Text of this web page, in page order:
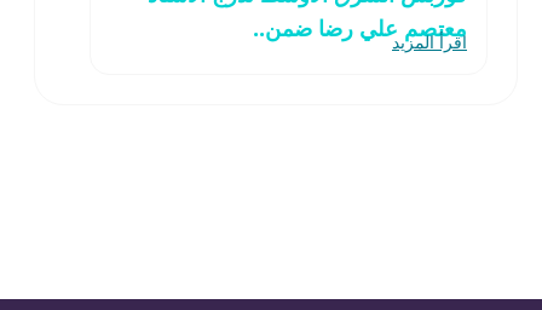
معتصم علي رضا ضمن..
اقرأ المزيد